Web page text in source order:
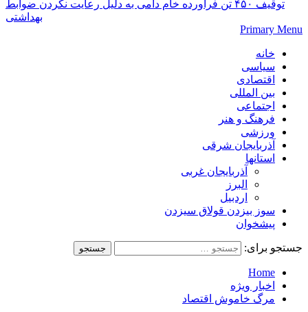
توقیف ۴۵۰ تن فرآورده خام دامی به دلیل رعایت نکردن ضوابط
بهداشتی
Primary Menu
خانه
سیاسی
اقتصادی
بین المللی
اجتماعی
فرهنگ و هنر
ورزشی
آذربایجان شرقی
استانها
آذربایجان غربی
البرز
اردبیل
سوز بیزدن قولاق سیزدن
پیشخوان
جستجو برای:
Home
اخبار ویژه
مرگ خاموش اقتصاد